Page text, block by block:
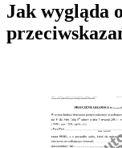
Jak wygląda